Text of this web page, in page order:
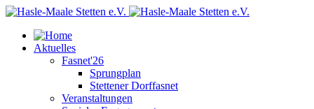
Aktuelles
Fasnet'26
Sprungplan
Stettener Dorffasnet
Veranstaltungen